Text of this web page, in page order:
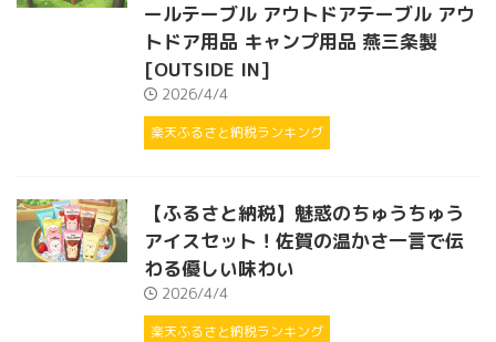
ールテーブル アウトドアテーブル アウ
トドア用品 キャンプ用品 燕三条製
[OUTSIDE IN]
2026/4/4
楽天ふるさと納税ランキング
【ふるさと納税】魅惑のちゅうちゅう
アイスセット！佐賀の温かさ一言で伝
わる優しい味わい
2026/4/4
楽天ふるさと納税ランキング